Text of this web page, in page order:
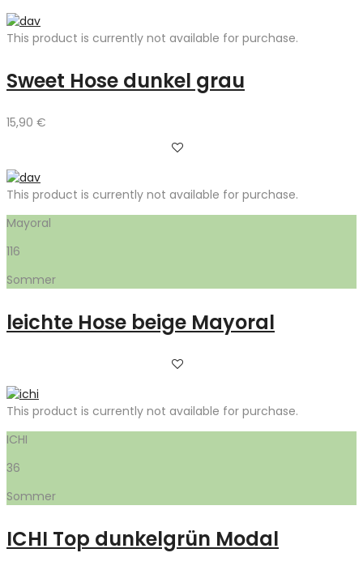
This product is currently not available for purchase.
Sweet Hose dunkel grau
15,90 €
This product is currently not available for purchase.
Mayoral
116
Sommer
leichte Hose beige Mayoral
This product is currently not available for purchase.
ICHI
36
Sommer
ICHI Top dunkelgrün Modal